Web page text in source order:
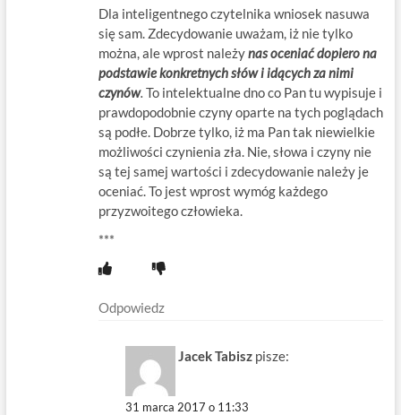
Dla inteligentnego czytelnika wniosek nasuwa
się sam. Zdecydowanie uważam, iż nie tylko
można, ale wprost należynas oceniać dopiero na
podstawie konkretnych słów i idących za nimi
czynów. To intelektualne dno co Pan tu wypisuje i
prawdopodobnie czyny oparte na tych poglądach
są podłe. Dobrze tylko, iż ma Pan tak niewielkie
możliwości czynienia zła. Nie, słowa i czyny nie
są tej samej wartości i zdecydowanie należy je
oceniać. To jest wprost wymóg każdego
przyzwoitego człowieka.
***
Odpowiedz
Jacek Tabisz pisze:
31 marca 2017 o 11:33